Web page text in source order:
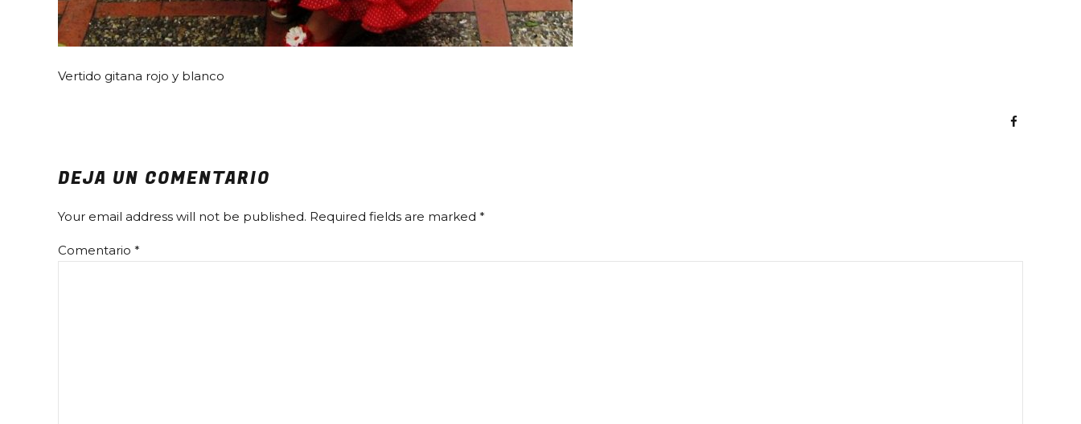
Vertido gitana rojo y blanco
DEJA UN COMENTARIO
Your email address will not be published. Required fields are marked *
Comentario *